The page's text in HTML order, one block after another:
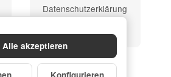
Datenschutzerklärung
Alle akzeptieren